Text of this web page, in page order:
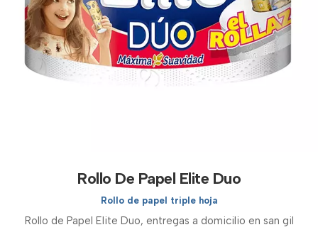
Rollo De Papel Elite Duo
Rollo de papel triple hoja
Rollo de Papel Elite Duo, entregas a domicilio en san gil